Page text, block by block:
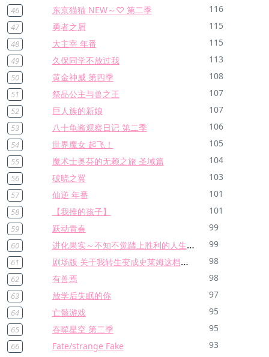
46 东京猫猫 NEW～♡ 第二季 116
47 勇者之屑 115
48 大主宰 年番 115
49 久保同学不放过我 113
50 黄金神威 第四季 108
51 祭品公主与兽之王 107
52 巨人族的新娘 107
53 八十龟酱观察日记 第二季 106
54 世界魔女 起飞！ 105
55 魔术士奥芬的无赖之旅 圣域篇 104
56 破晓之翼 103
57 仙逆 年番 101
58 【我推的孩子】 101
59 跃动青春 99
60 进化果实～不知不觉踏上胜利的人生～ 99
61 剧场版 关于我转生变成史莱姆这档事 苍海之泪篇 98
62 有兽焉 98
63 放学后失眠的你 97
64 亡骸游戏 95
65 吞噬星空 第二季 95
66 Fate/strange Fake 93